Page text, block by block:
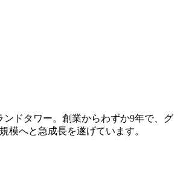
ンドタワー。創業からわずか9年で、グ
模へと急成長を遂げています。